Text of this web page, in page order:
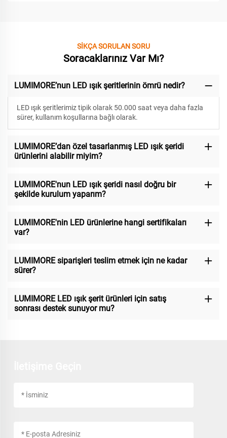
SİKÇA SORULAN SORU
Soracaklarınız Var Mı?
LUMIMORE’nun LED ışık şeritlerinin ömrü nedir?
LED ışık şeritlerimiztipik olarak 50.000 saat veya daha fazla
sürer, kullanım koşullarına bağlı olarak.
LUMIMORE’dan özel tasarlanmış LED ışık şeridi
ürünlerini alabilir miyim?
LUMIMORE'nun LED ışık şeridi nasıl doğru bir
şekilde kurulum yaparım?
LUMIMORE'nin LED ürünlerine hangi sertifikaları
var?
LUMIMORE siparişleri teslim etmek için ne kadar
sürer?
LUMIMORE LED ışık şerit ürünleri için satış
sonrası destek sunuyor mu?